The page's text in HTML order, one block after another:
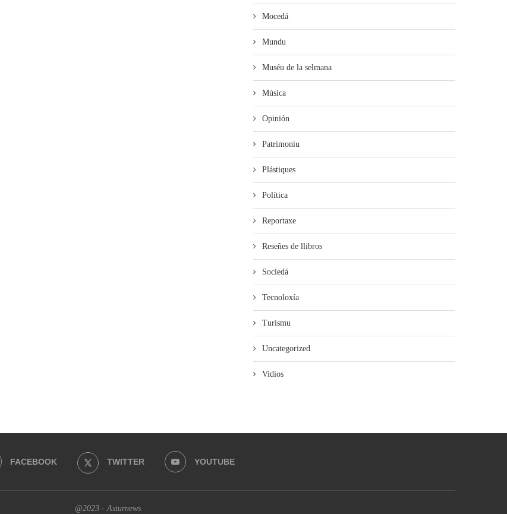
Mocedá
Mundu
Muséu de la selmana
Música
Opinión
Patrimoniu
Plástiques
Política
Reportaxe
Reseñes de llibros
Sociedá
Tecnoloxía
Turismu
Uncategorized
Vidios
FACEBOOK TWITTER YOUTUBE
@2023 - Asturnews